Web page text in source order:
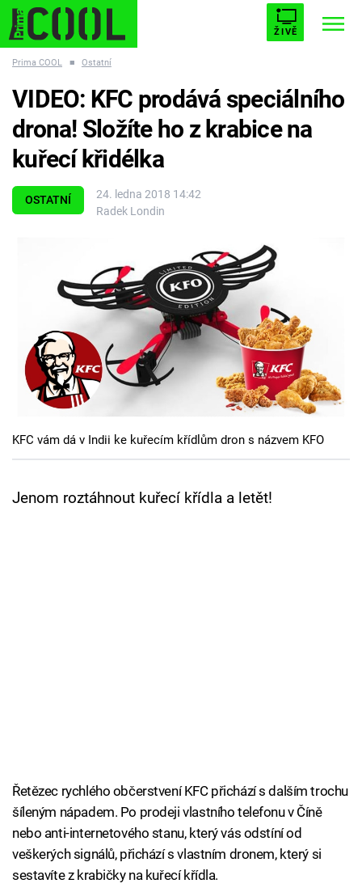
ŽIVĚ
ESCAPE PLNEJ KOTEL AVENGERS 5
Témata
Seriály
Hry
Cool Esport
TV Program
Sledujte prima+
Prima COOL ■ Ostatní
OSTATNÍ
24. ledna 2018 14:42
Radek Londin
VIDEO: KFC prodává speciálního
drona! Složíte ho z krabice na
kuřecí křidélka
KFC vám dá v Indii ke kuřecím křídlům dron s názvem KFO
Jenom roztáhnout kuřecí křídla a letět!
Řetězec rychlého občerstvení KFC přichází s dalším trochu
šíleným nápadem. Po prodeji vlastního telefonu v Číně
nebo anti-internetového stanu, který vás odstíní od
veškerých signálů, přichází s vlastním dronem, který si
sestavíte z krabičky na kuřecí křídla.